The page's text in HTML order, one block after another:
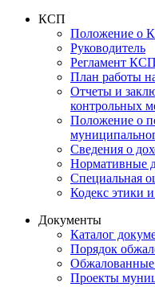
КСП
Положение о
Руководитель
Регламент КСП
План работы
Отчеты и
контрольных
Положение о
Сведения о
Нормативные
Специальная
Кодекс этики
Документы
Каталог
Порядок
Проекты